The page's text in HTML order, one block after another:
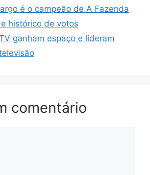
é o campeão de A Fazenda
histórico de votos
ganham espaço e lideram
comentário